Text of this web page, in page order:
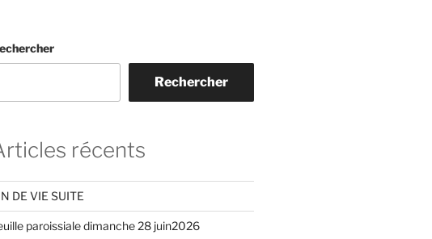
Rechercher
récents
DE VIE SUITE
paroissiale dimanche 28 juin2026